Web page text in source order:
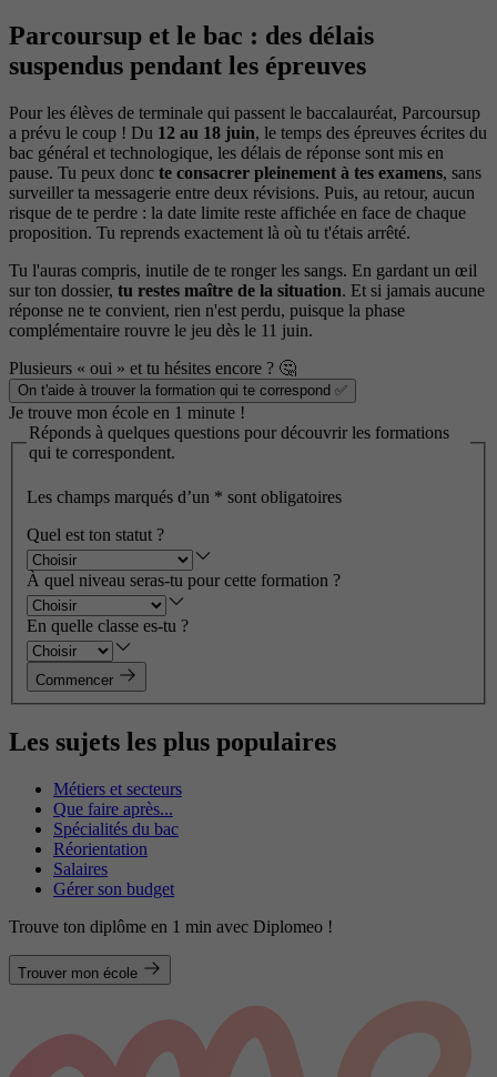
Parcoursup et le bac : des délais
suspendus pendant les épreuves
Pour les élèves de terminale qui passent le baccalauréat, Parcoursup
a prévu le coup ! Du 12 au 18 juin, le temps des épreuves écrites du
bac général et technologique, les délais de réponse sont mis en
pause. Tu peux donc te consacrer pleinement à tes examens, sans
surveiller ta messagerie entre deux révisions. Puis, au retour, aucun
risque de te perdre : la date limite reste affichée en face de chaque
proposition. Tu reprends exactement là où tu t'étais arrêté.
Tu l'auras compris, inutile de te ronger les sangs. En gardant un œil
sur ton dossier, tu restes maître de la situation. Et si jamais aucune
réponse ne te convient, rien n'est perdu, puisque la phase
complémentaire rouvre le jeu dès le 11 juin.
Plusieurs « oui » et tu hésites encore ? 🤔
On t'aide à trouver la formation qui te correspond ✅
Je trouve mon école en 1 minute !
Réponds à quelques questions pour découvrir les formations
qui te correspondent.
Les champs marqués d’un * sont obligatoires
Quel est ton statut ?
À quel niveau seras-tu pour cette formation ?
En quelle classe es-tu ?
Commencer
Les sujets les plus populaires
Métiers et secteurs
Que faire après...
Spécialités du bac
Réorientation
Salaires
Gérer son budget
Trouve ton diplôme en 1 min avec Diplomeo !
Trouver mon école